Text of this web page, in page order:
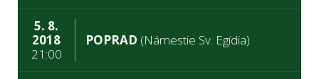
5. 8.
2018
21:00
POPRAD (Námestie Sv. Egídia)